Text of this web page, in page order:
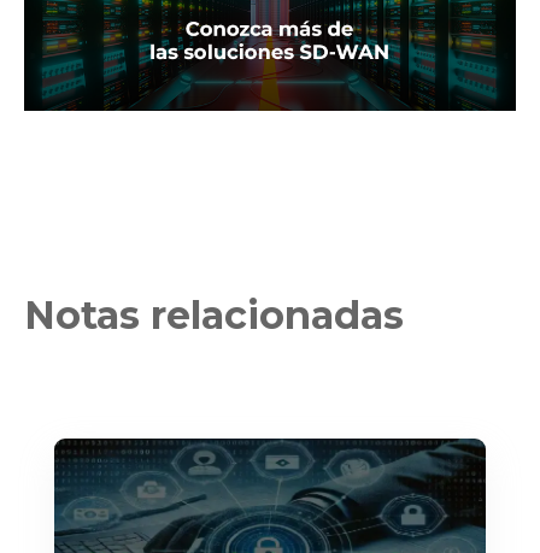
Notas relacionadas